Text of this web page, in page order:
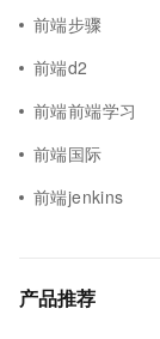
前端步骤
前端d2
前端前端学习
前端国际
前端jenkins
产品推荐